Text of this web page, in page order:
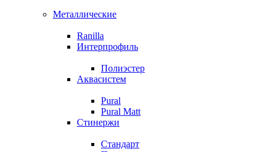
Металлические
Ranilla
Интерпрофиль
Полиэстер
Аквасистем
Pural
Pural Matt
Стинержи
Стандарт